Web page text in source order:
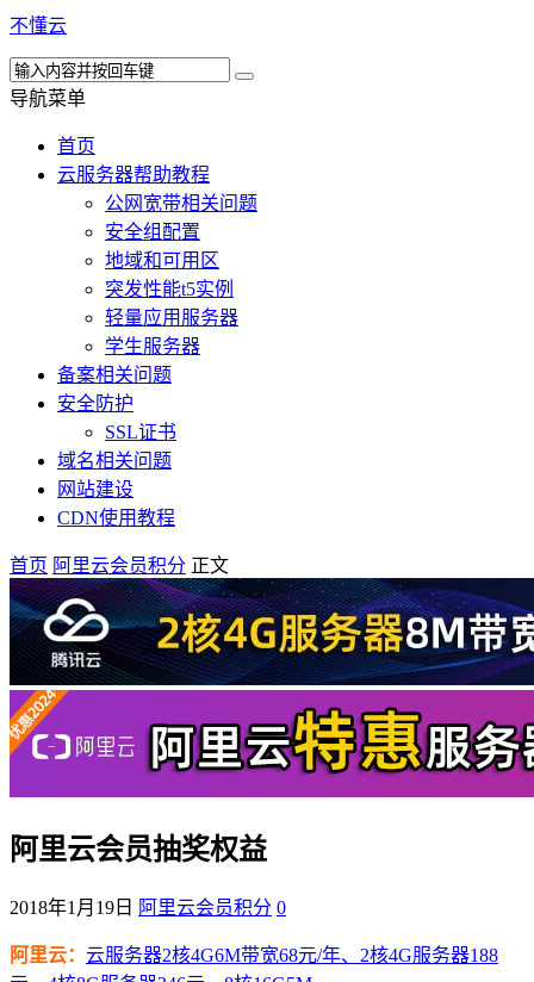
不懂云
导航菜单
首页
云服务器帮助教程
公网宽带相关问题
安全组配置
地域和可用区
突发性能t5实例
轻量应用服务器
学生服务器
备案相关问题
安全防护
SSL证书
域名相关问题
网站建设
CDN使用教程
首页 阿里云会员积分 正文
阿里云会员抽奖权益
2018年1月19日 阿里云会员积分 0
阿里云： 云服务器2核4G6M带宽68元/年、2核4G服务器188